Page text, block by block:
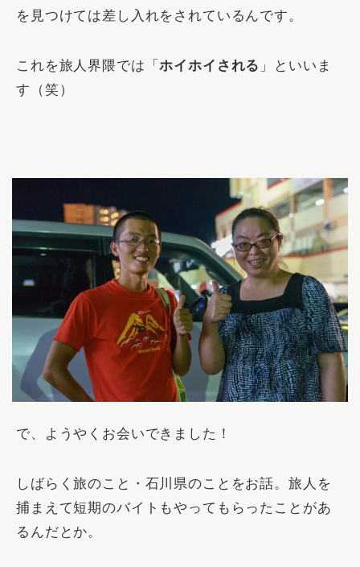
を見つけては差し入れをされているんです。
これを旅人界隈では「ホイホイされる 」といいま
す（笑）
で、ようやくお会いできました！
しばらく旅のこと・石川県のことをお話。旅人を
捕まえて短期のバイトもやってもらったことがあ
るんだとか。